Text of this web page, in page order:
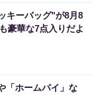
キーバッグ"が8月8
豪華な7点入りだよ
「ホームパイ」な